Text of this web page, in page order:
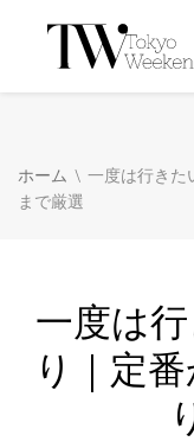
ホーム \ 一度は行きた
まで厳選
一度は
り｜定